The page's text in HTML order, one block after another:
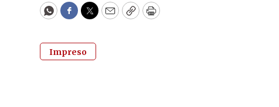
WhatsApp
Facebook
Twitter
EmailCopyPrint
Impreso